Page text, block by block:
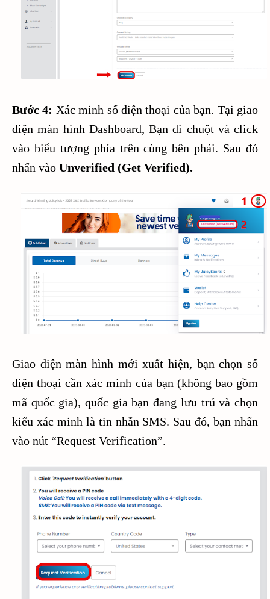
Bước 4: Xác minh số điện thoại của bạn. Tại giao
diện màn hình Dashboard, Bạn di chuột và click
vào biểu tượng phía trên cùng bên phải. Sau đó
nhấn vào Unverified (Get Verified).
Giao diện màn hình mới xuất hiện, bạn chọn số
điện thoại cần xác minh của bạn (không bao gồm
mã quốc gia), quốc gia bạn đang lưu trú và chọn
kiểu xác minh là tin nhắn SMS. Sau đó, bạn nhấn
vào nút “Request Verification”.